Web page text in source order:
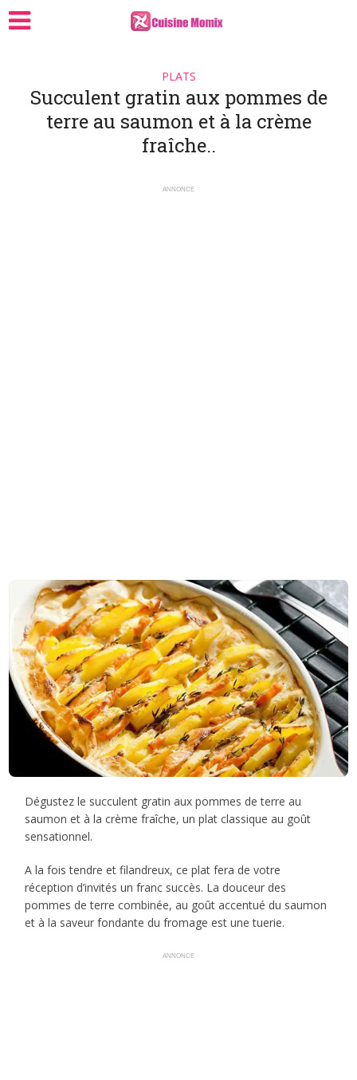
PLATS
Succulent gratin aux pommes de
terre au saumon et à la crème
fraîche..
ANNONCE
Dégustez le succulent gratin aux pommes de terre au
saumon et à la crème fraîche, un plat classique au goût
sensationnel.
A la fois tendre et filandreux, ce plat fera de votre
réception d’invités un franc succès. La douceur des
pommes de terre combinée, au goût accentué du saumon
et à la saveur fondante du fromage est une tuerie.
ANNONCE